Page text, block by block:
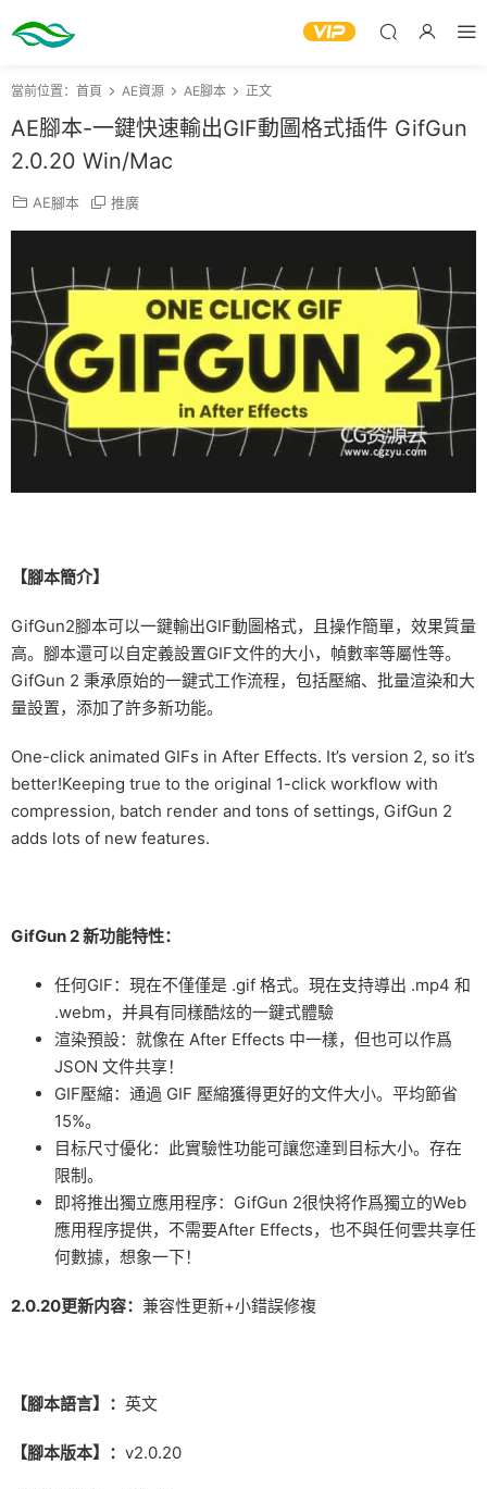
當前位置： 首頁 AE資源 AE腳本 正文
AE腳本-一鍵快速輸出GIF動圖格式插件 GifGun
2.0.20 Win/Mac
AE腳本 推廣
【腳本簡介】
GifGun2腳本可以一鍵輸出GIF動圖格式，且操作簡單，效果質量
高。腳本還可以自定義設置GIF文件的大小，幀數率等屬性等。
GifGun 2 秉承原始的一鍵式工作流程，包括壓縮、批量渲染和大
量設置，添加了許多新功能。
One-click animated GIFs in After Effects. It’s version 2, so it’s
better!Keeping true to the original 1-click workflow with
compression, batch render and tons of settings, GifGun 2
adds lots of new features.
GifGun 2 新功能特性：
任何GIF：現在不僅僅是 .gif 格式。現在支持導出 .mp4 和
.webm，并具有同樣酷炫的一鍵式體驗
渲染預設：就像在 After Effects 中一樣，但也可以作爲
JSON 文件共享！
GIF壓縮：通過 GIF 壓縮獲得更好的文件大小。平均節省
15%。
目标尺寸優化：此實驗性功能可讓您達到目标大小。存在
限制。
即将推出獨立應用程序：GifGun 2很快将作爲獨立的Web
應用程序提供，不需要After Effects，也不與任何雲共享任
何數據，想象一下！
2.0.20更新内容： 兼容性更新+小錯誤修複
【腳本語言】： 英文
【腳本版本】： v2.0.20